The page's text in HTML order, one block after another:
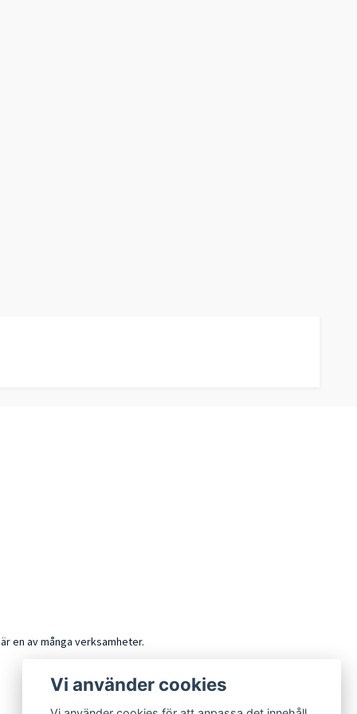
en av många verksamheter.
Vi använder cookies